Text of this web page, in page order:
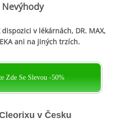
Nevýhody
v lékárnách, DR. MAX,
ani na jiných trzích.
Zde Se Slevou -50%
v Česku